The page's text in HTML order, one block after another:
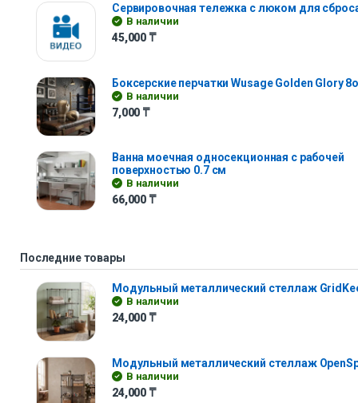
Сервировочная тележка с люком для
В наличии
45,000 ₸
Боксерские перчатки Wusage Golden Glory
В наличии
7,000 ₸
Ванна моечная односекционная с рабочей
поверхностью 0.7 см
В наличии
66,000 ₸
Последние товары
Модульный металлический стеллаж
В наличии
24,000 ₸
Модульный металлический стеллаж
В наличии
24,000 ₸